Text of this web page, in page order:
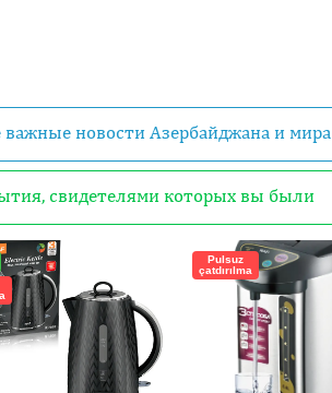
важные новости Азербайджана и мира
свидетелями которых вы были